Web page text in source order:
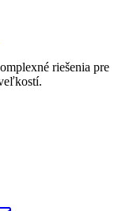
riešenia pre